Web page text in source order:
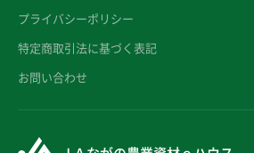
プライバシーポリシー
特定商取引法に基づく表記
お問い合わせ